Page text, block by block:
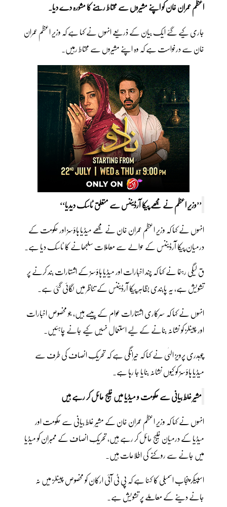
اعظم عمران خان کو اپنے مشیروں سے محتاط رہنے کا مشورہ دے دیا۔
جاری کیے گئے ایک بیان کے ذریعے انہوں نے کہا ہے کہ وزیرِ اعظم عمران
خان سے درخواست ہے کہ وہ اپنے مشیروں سے محتاط رہیں۔
’’وزیرِ اعظم نے مجھے پیکا آرڈیننس سے متعلق ٹاسک دیدیا‘‘
انہوں نے کہا کہ وزیرِ اعظم عمران خان نے مجھے میڈیا ہاؤسز اور حکومت کے
درمیان پیکا آرڈیننس کے حوالے سے معاملات سلجھانے کا ٹاسک دیا ہے۔
ق لیگی رہنما نے کہا کہ چند اخبارات اور میڈیا ہاؤسز کے اشتہارات بند کرنے پر
تشویش ہے، یہ پابندی بظاہر پیکا آرڈیننس کے تناظر میں لگائی گئی ہے۔
انہوں نے کہا کہ سرکاری اشتہارات عوام کے پیسے ہیں، جو مخصوص اخبارات
اور چینلز کو نشانہ بنانے کے لیے استعمال نہیں کیے جانے چاہئیں۔
چوہدری پرویز الہٰی نے کہا کہ حیرانگی ہے کہ تحریکِ انصاف کی طرف سے
میڈیا ہاؤسز کو کیوں نشانہ بنایا جا رہا ہے۔
مشیر غلط بیانی سے حکومت و میڈیا میں خلیج حائل کر رہے ہیں
انہوں نے کہا کہ وزیرِ اعظم عمران خان کے مشیر غلط بیانی سے حکومت اور
میڈیا کے درمیان خلیج حائل کر رہے ہیں، تحریکِ انصاف کے ممبران کو میڈیا
میں جانے سے روکنے کی اطلاعات ہیں۔
اسپیکر پنجاب اسمبلی کا کہنا ہے کہ پی ٹی آئی ارکان کو مخصوص چینلز میں نہ
جانے دینے کے معاملے پر تشویش ہے۔